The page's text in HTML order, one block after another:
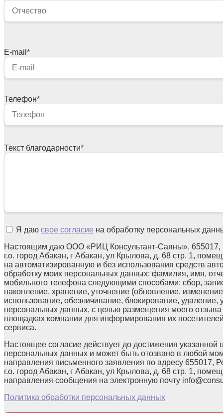
E-mail *
Телефон*
Текст благодарности*
Я даю свое согласие на обработку персональных
Настоящим даю ООО «РИЦ Консультант-Саяны», 655017,
г.о. город Абакан, г Абакан, ул Крылова, д. 68 стр. 1,
на автоматизированную и без использования средств
обработку моих персональных данных: фамилия, имя,
мобильного телефона следующими способами: сбор,
накопление, хранение, уточнение (обновление,
использование, обезличивание, блокирование, удаление,
персональных данных, с целью размещения моего
площадках компании для информирования их
сервиса.
Настоящее согласие действует до достижения указанной
персональных данных и может быть отозвано в любой
направления письменного заявления по адресу 655017,
г.о. город Абакан, г Абакан, ул Крылова, д. 68 стр. 1,
направления сообщения на электронную почту
Политика обработки персональных данных